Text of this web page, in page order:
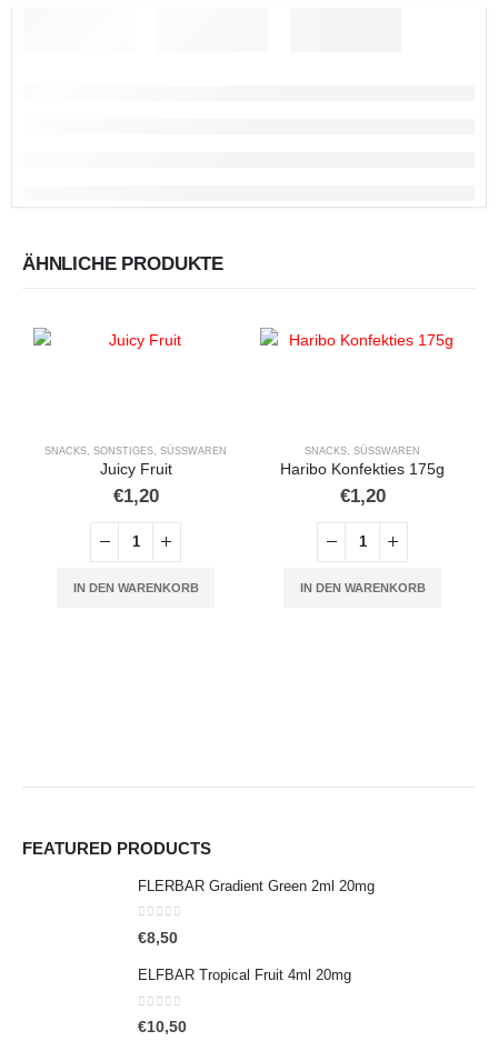
ÄHNLICHE PRODUKTE
SNACKS, SONSTIGES, SÜSSWAREN
Juicy Fruit
€1,20
IN DEN WARENKORB
SNACKS, SÜSSWAREN
Haribo Konfekties 175g
€1,20
IN DEN WARENKORB
FEATURED PRODUCTS
FLERBAR Gradient Green 2ml 20mg
0out of 5
€8,50
ELFBAR Tropical Fruit 4ml 20mg
0 out of 5
€10,50